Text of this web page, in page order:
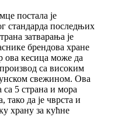
постала је
стандарда последњих
затварања је
брендова хране
ова кесица може да
са високим
свежином. Ова
са 5 страна и мора
тако да је чврста и
храну за кућне